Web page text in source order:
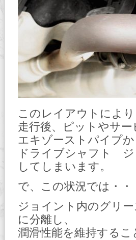
このレイアウトにより
走行後、ピットやサ
エキゾーストパイプ
ドライブシャフト
してしまいます。
で、この状況では・・
ジョイント内のグリ
に分離し、
潤滑性能を維持する